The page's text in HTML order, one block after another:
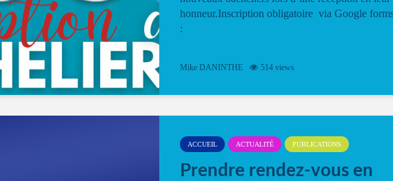
honneur.Inscription obligatoire via Google
:
Mike DANINTHE 514 views
ACCUEIL ACTUALITÉ PUBLICATIONS
Prendre rendez-vous en